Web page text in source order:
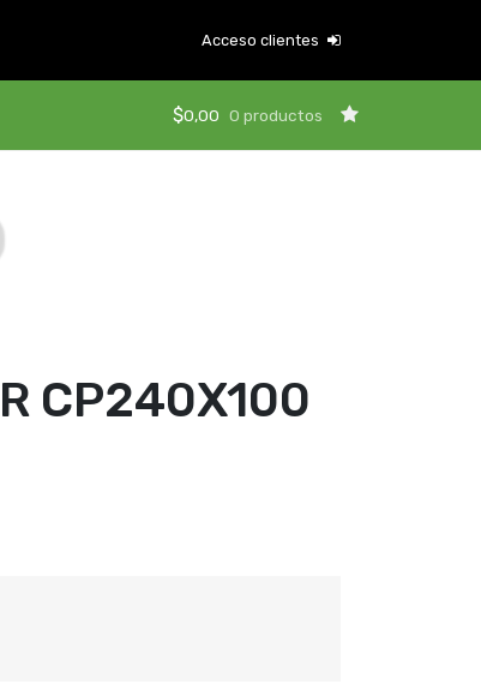
Acceso clientes
$0,00 0 productos
CP240X100